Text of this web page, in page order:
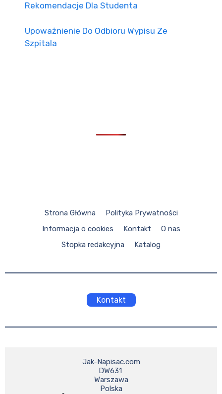
Rekomendacje Dla Studenta
Upoważnienie Do Odbioru Wypisu Ze
Szpitala
Strona Główna
Polityka Prywatności
Informacja o cookies
Kontakt
O nas
Stopka redakcyjna
Katalog
Kontakt
Jak-Napisac.com
DW631
Warszawa